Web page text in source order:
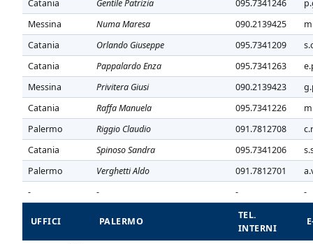
Catania
Gentile Patrizia 095.7341246
Messina
Numa Maresa 090.2139425
Catania
Orlando Giuseppe 095.7341209
Catania
Pappalardo Enza 095.7341263
Messina
Privitera Giusi 090.2139423
Catania
Raffa Manuela 095.7341226
Palermo
Riggio Claudio 091.7812708
Catania
Spinoso Sandra 095.7341206
Palermo
Verghetti Aldo 091.7812701
-
- - -
UFFICI PALERMO
TEL.
INTERNI